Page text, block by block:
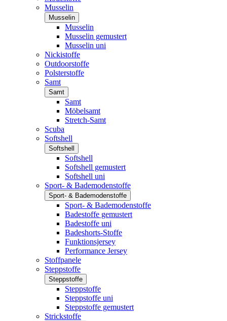
Musselin
Musselin
Musselin
Musselin gemustert
Musselin uni
Nickistoffe
Outdoorstoffe
Polsterstoffe
Samt
Samt
Samt
Möbelsamt
Stretch-Samt
Scuba
Softshell
Softshell
Softshell
Softshell gemustert
Softshell uni
Sport- & Bademodenstoffe
Sport- & Bademodenstoffe
Sport- & Bademodenstoffe
Badestoffe gemustert
Badestoffe uni
Badeshorts-Stoffe
Funktionsjersey
Performance Jersey
Stoffpanele
Steppstoffe
Steppstoffe
Steppstoffe
Steppstoffe uni
Steppstoffe gemustert
Strickstoffe